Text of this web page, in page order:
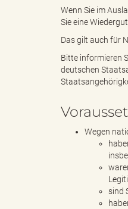
d
s
Wenn Sie im
Sie eine
Das gilt auch für
Bitte informieren
deutschen
Wegen
sind